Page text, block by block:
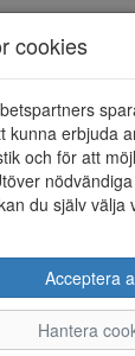
cookies
kunna erbjuda
och för att
du själv välja
Acceptera
Hantera